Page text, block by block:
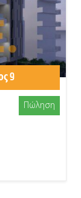
9
Πώληση